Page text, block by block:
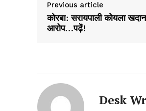
Previous article
कोरबा: सरायपाली कोयला
आरोप…पढ़ें!
Desk